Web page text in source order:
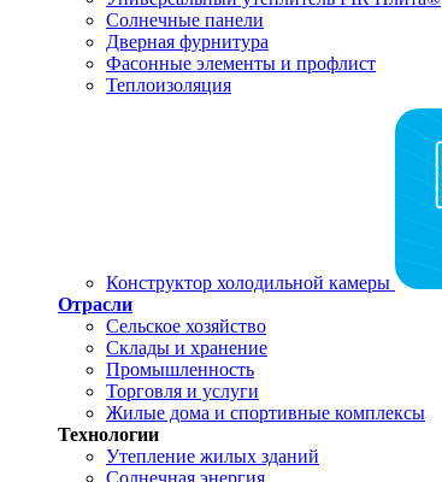
Солнечные панели
Дверная фурнитура
Фасонные элементы и профлист
Теплоизоляция
Конструктор холодильной камеры
Отрасли
Сельское хозяйство
Склады и хранение
Промышленность
Торговля и услуги
Жилые дома и спортивные комплексы
Технологии
Утепление жилых зданий
Солнечная энергия